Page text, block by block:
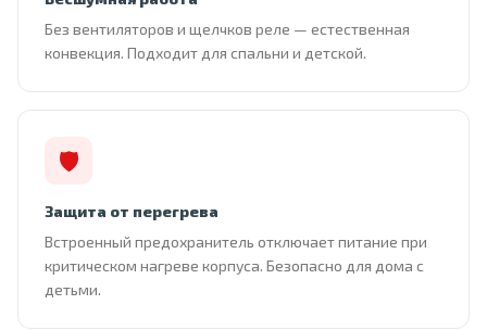
Без вентиляторов и щелчков реле — естественная
конвекция. Подходит для спальни и детской.
🛡
Защита от перегрева
Встроенный предохранитель отключает питание при
критическом нагреве корпуса. Безопасно для дома с
детьми.